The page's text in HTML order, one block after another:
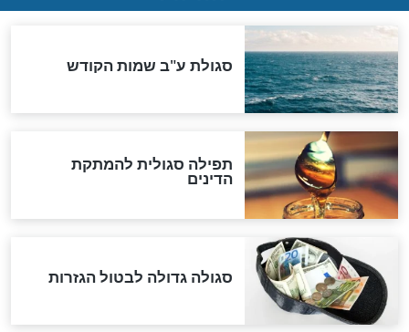
שורדת השואה שחוגגת 100:
"מודה לקב"ה על כל השנים"
לכל המאמרים
אחרית הימים
האם אפשר לחשב את הקץ?